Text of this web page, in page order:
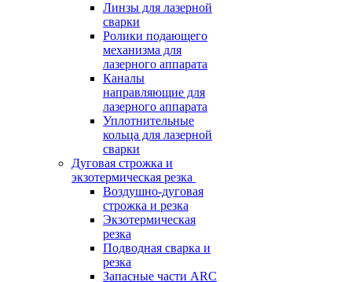
Линзы для лазерной
сварки
Ролики подающего
механизма для
лазерного аппарата
Каналы
направляющие для
лазерного аппарата
Уплотнительные
кольца для лазерной
сварки
Дуговая строжка и
экзотермическая резка
Воздушно-дуговая
строжка и резка
Экзотермическая
резка
Подводная сварка и
резка
Запасные части ARC